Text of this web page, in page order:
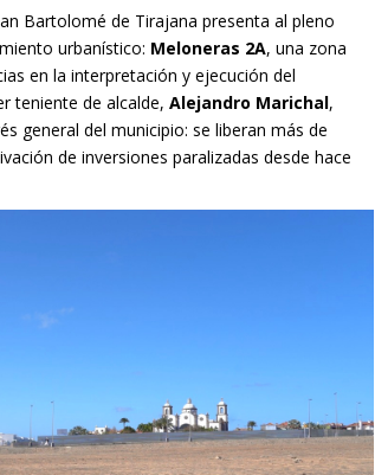
Bartolomé de Tirajana presenta al pleno
urbanístico: Meloneras 2A, una zona
en la interpretación y ejecución del
teniente de alcalde, Alejandro Marichal,
general del municipio: se liberan más de
de inversiones paralizadas desde hace